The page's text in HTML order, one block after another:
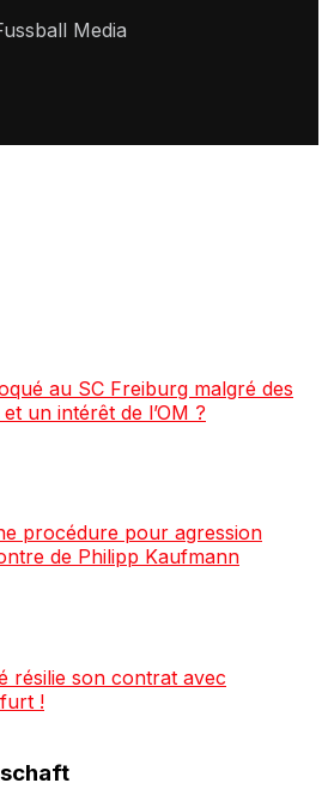
Media
au SC Freiburg malgré des
un intérêt de l’OM ?
procédure pour agression
de Philipp Kaufmann
résilie son contrat avec
!